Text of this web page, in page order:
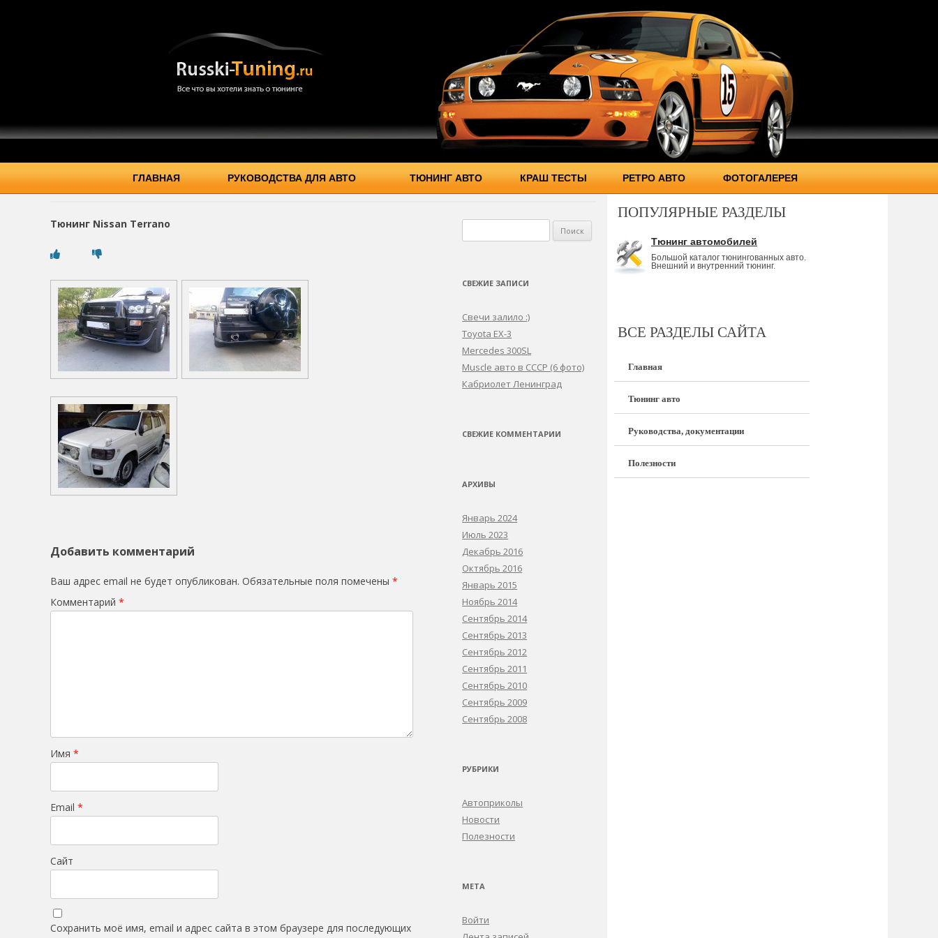
ГЛАВНАЯ РУКОВОДСТВА ДЛЯ АВТО ТЮНИНГ АВТО КРАШ ТЕСТЫ РЕТРО АВТО ФОТОГАЛЕРЕЯ
Тюнинг Nissan Terrano
Добавить комментарий
Ваш адрес email не будет опубликован. Обязательные поля помечены *
Комментарий *
Имя *
Email *
Сайт
Сохранить моё имя, email и адрес сайта в этом браузере для последующих
СВЕЖИЕ ЗАПИСИ
Свечи залило :)
Toyota EX-3
Mercedes 300SL
Muscle авто в СССР (6 фото)
Кабриолет Ленинград
СВЕЖИЕ КОММЕНТАРИИ
АРХИВЫ
Январь 2024
Июль 2023
Декабрь 2016
Октябрь 2016
Январь 2015
Ноябрь 2014
Сентябрь 2014
Сентябрь 2013
Сентябрь 2012
Сентябрь 2011
Сентябрь 2010
Сентябрь 2009
Сентябрь 2008
РУБРИКИ
Автоприколы
Новости
Полезности
МЕТА
Войти
ПОПУЛЯРНЫЕ РАЗДЕЛЫ
Тюнинг автомобилей
Большой каталог тюнингованных авто.
Внешний и внутренний тюнинг.
ВСЕ РАЗДЕЛЫ САЙТА
Главная
Тюнинг авто
Руководства, документации
Полезности